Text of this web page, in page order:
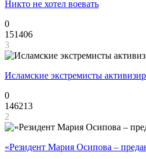
Никто не хотел воевать
0
151406
3
Исламские экстремисты
0
146213
2
«Резидент Мария Осипова –